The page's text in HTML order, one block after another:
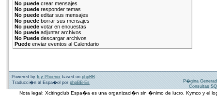
No puede crear mensajes
No puede responder temas
No puede editar sus mensajes
No puede borrar sus mensajes
No puede votar en encuestas
No puede adjuntar archivos
No Puede descargar archivos
Puede enviar eventos al Calendario
Powered by Icy Phoenix based on phpBB
Traducci�n al Espa�ol por phpBB-Es
P�gina
Consultas
Nota legal: Xcitingclub Espa�a es una organizaci�n sin �nimo de lucro. Kymco y el